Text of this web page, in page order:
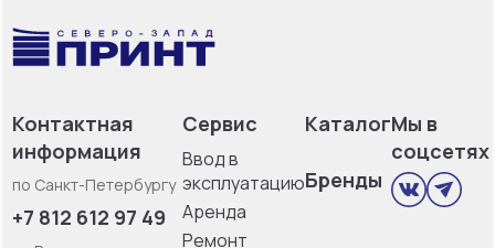
Контактная
информация
по Санкт-Петербургу
+7 812 612 97 49
Сервис
Ввод в
эксплуатацию
Аренда
Ремонт
Каталог
Бренды
Мы в
соцсетях